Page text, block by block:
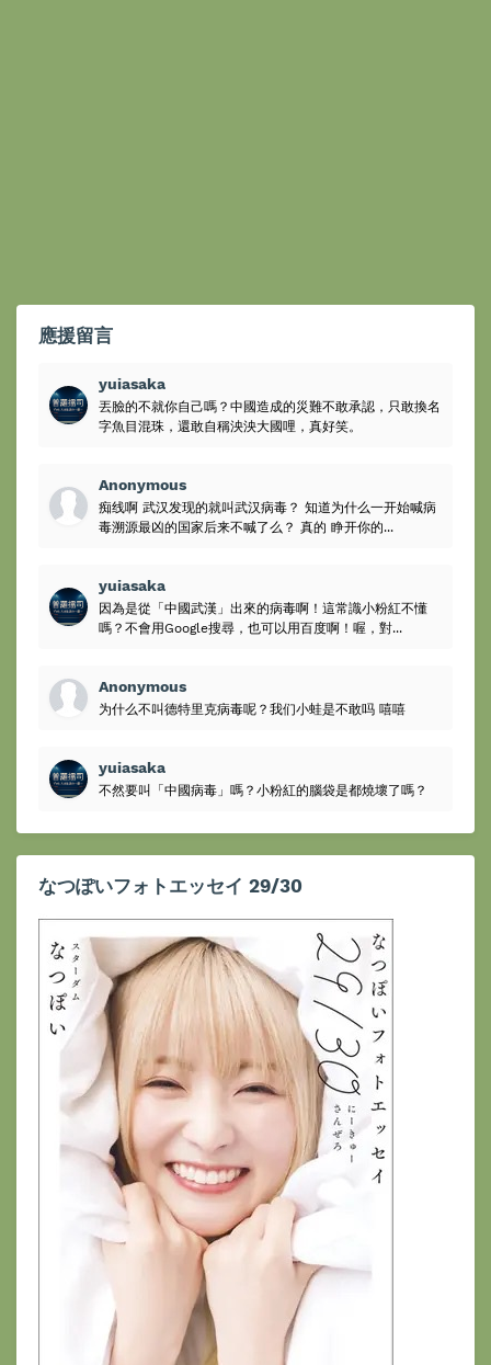
應援留言
yuiasaka
丟臉的不就你自己嗎？中國造成的災難不敢承認，只敢換名
字魚目混珠，還敢自稱泱泱大國哩，真好笑。
Anonymous
痴线啊 武汉发现的就叫武汉病毒？ 知道为什么一开始喊病
毒溯源最凶的国家后来不喊了么？ 真的 睁开你的...
yuiasaka
因為是從「中國武漢」出來的病毒啊！這常識小粉紅不懂
嗎？不會用Google搜尋，也可以用百度啊！喔，對...
Anonymous
为什么不叫德特里克病毒呢？我们小蛙是不敢吗 嘻嘻
yuiasaka
不然要叫「中國病毒」嗎？小粉紅的腦袋是都燒壞了嗎？
なつぽいフォトエッセイ 29/30